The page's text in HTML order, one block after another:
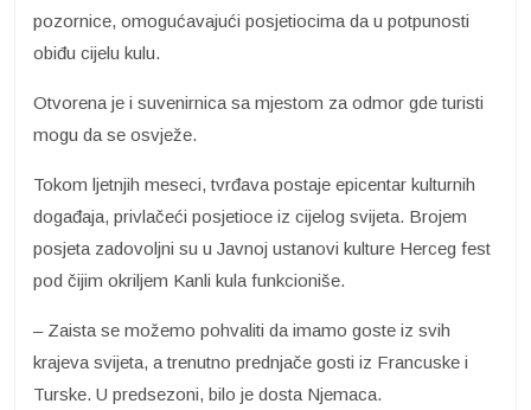
pozornice, omogućavajući posjetiocima da u potpunosti
obiđu cijelu kulu.
Otvorena je i suvenirnica sa mjestom za odmor gde turisti
mogu da se osvježe.
Tokom ljetnjih meseci, tvrđava postaje epicentar kulturnih
događaja, privlačeći posjetioce iz cijelog svijeta. Brojem
posjeta zadovoljni su u Javnoj ustanovi kulture Herceg fest
pod čijim okriljem Kanli kula funkcioniše.
– Zaista se možemo pohvaliti da imamo goste iz svih
krajeva svijeta, a trenutno prednjače gosti iz Francuske i
Turske. U predsezoni, bilo je dosta Njemaca.